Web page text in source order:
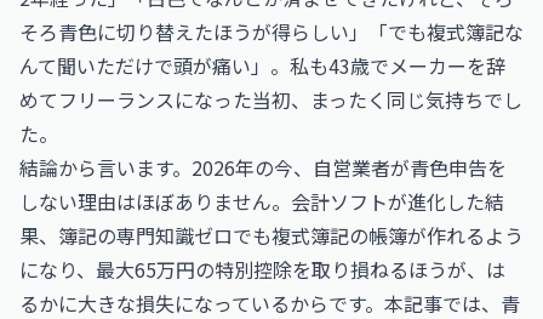
そろ青色に切り替えたほうが得らしい」「でも複式簿記な
んて聞いただけで頭が痛い」。私も43歳でメーカーを辞
めてフリーランスになった当初、まったく同じ気持ちでし
た。
結論から言います。2026年の今、自営業者が青色申告を
しない理由はほぼありません。会計ソフトが進化した結
果、簿記の専門知識ゼロでも複式簿記の帳簿が作れるよう
になり、最大65万円の特別控除を取り損ねるほうが、は
るかに大きな損失になっているからです。本記事では、青